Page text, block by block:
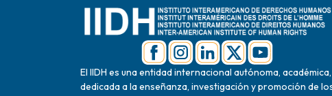
El IIDH es una entidad internacional autónoma, académica,
dedicada a la enseñanza, investigación y promoción de